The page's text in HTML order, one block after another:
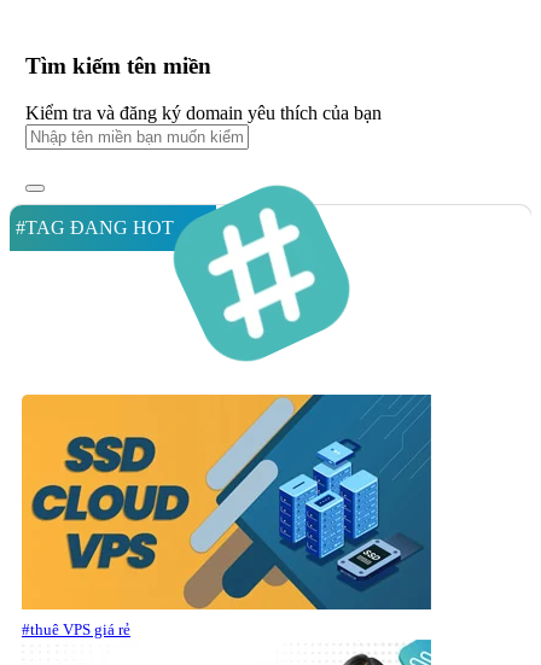
Tìm kiếm tên miền
Kiểm tra và đăng ký domain yêu thích của bạn
#TAG ĐANG HOT
#thuê VPS giá rẻ